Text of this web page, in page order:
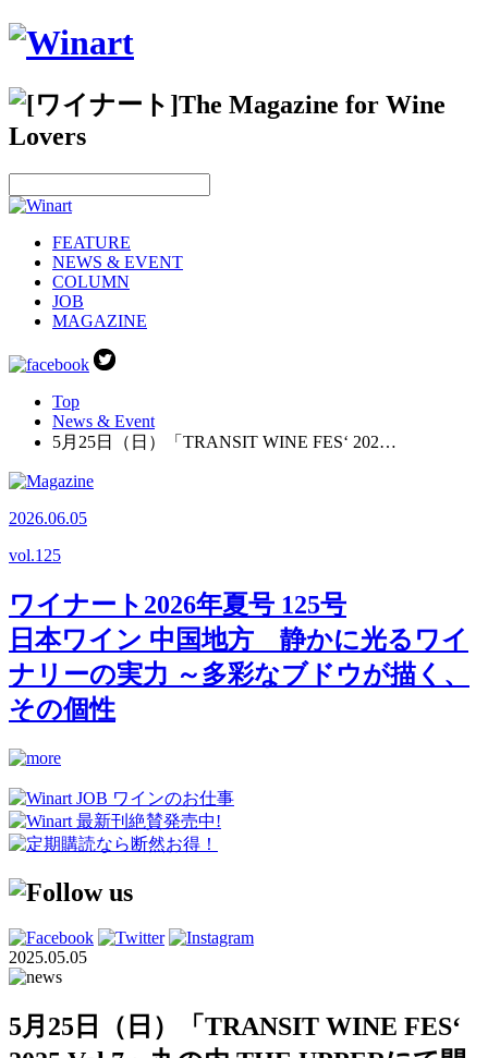
FEATURE
NEWS & EVENT
COLUMN
JOB
MAGAZINE
Top
News & Event
5月25日（日）「TRANSIT WINE FES‘ 202…
2026.06.05
vol.125
ワイナート2026年夏号 125号
日本ワイン 中国地方 静かに光るワイ
ナリーの実力 ～多彩なブドウが描く、
その個性
2025.05.05
5月25日（日）「TRANSIT WINE FES‘